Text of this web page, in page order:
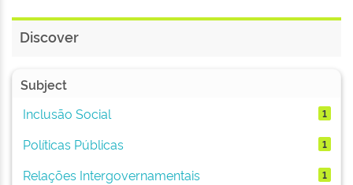
Discover
Subject
Inclusão Social
1
Políticas Públicas 1
Relações Intergovernamentais 1